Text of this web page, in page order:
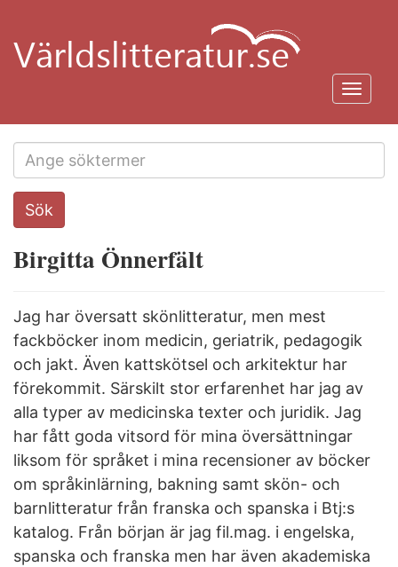
huvudinnehåll
Search
this
Sök
Birgitta Önnerfält
Jag har översatt skönlitteratur, men mest
fackböcker inom medicin, geriatrik, pedagogik
och jakt. Även kattskötsel och arkitektur har
förekommit. Särskilt stor erfarenhet har jag av
alla typer av medicinska texter och juridik. Jag
har fått goda vitsord för mina översättningar
liksom för språket i mina recensioner av böcker
om språkinlärning, bakning samt skön- och
barnlitteratur från franska och spanska i Btj:s
katalog. Från början är jag fil.mag. i engelska,
spanska och franska men har även akademiska